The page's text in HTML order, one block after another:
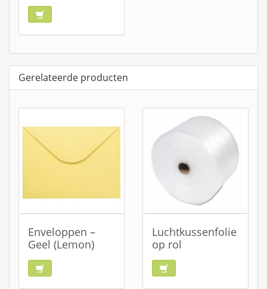
Gerelateerde producten
Enveloppen –
Geel (Lemon)
Luchtkussenfolie
op rol